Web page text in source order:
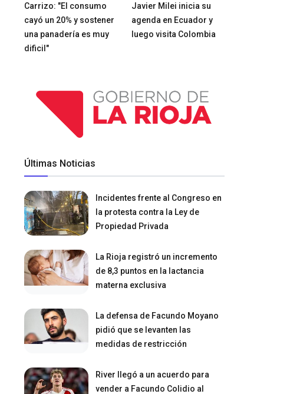
Carrizo: "El consumo
cayó un 20% y sostener
una panadería es muy
dificil"
Javier Milei inicia su
agenda en Ecuador y
luego visita Colombia
Últimas Noticias
Incidentes frente al Congreso en
la protesta contra la Ley de
Propiedad Privada
La Rioja registró un incremento
de 8,3 puntos en la lactancia
materna exclusiva
La defensa de Facundo Moyano
pidió que se levanten las
medidas de restricción
River llegó a un acuerdo para
vender a Facundo Colidio al